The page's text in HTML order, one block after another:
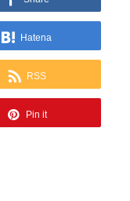
Hatena
RSS
Pin it